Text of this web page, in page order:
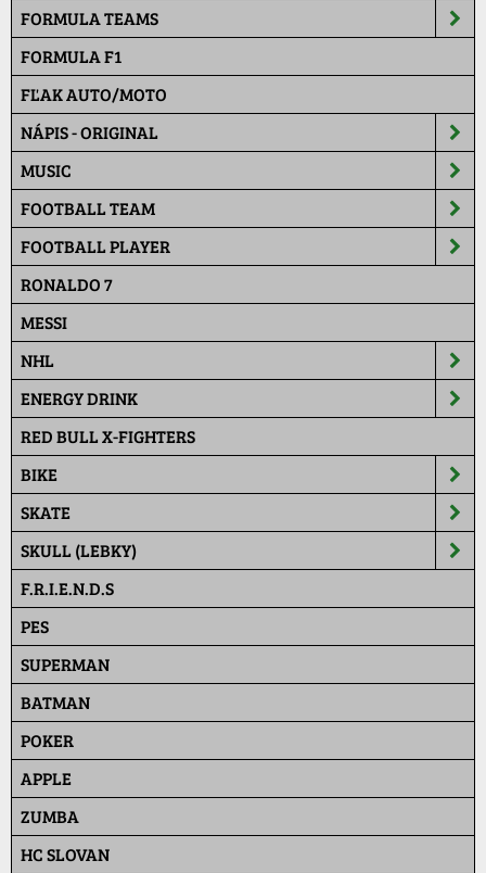
FORMULA TEAMS
FORMULA F1
FĽAK AUTO/MOTO
NÁPIS - ORIGINAL
MUSIC
FOOTBALL TEAM
FOOTBALL PLAYER
RONALDO 7
MESSI
NHL
ENERGY DRINK
RED BULL X-FIGHTERS
BIKE
SKATE
SKULL (LEBKY)
F.R.I.E.N.D.S
PES
SUPERMAN
BATMAN
POKER
APPLE
ZUMBA
HC SLOVAN